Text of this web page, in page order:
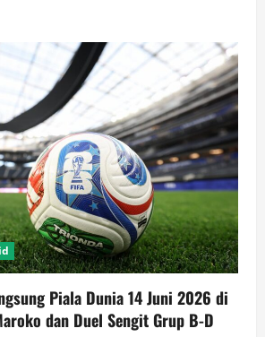
Piala Dunia 14 Juni 2026 di
dan Duel Sengit Grup B-D